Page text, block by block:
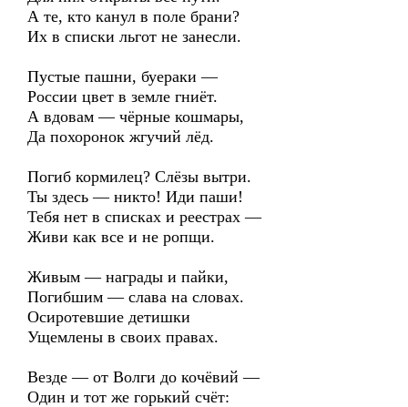
А те, кто канул в поле брани?
Их в списки льгот не занесли.
Пустые пашни, буераки —
России цвет в земле гниёт.
А вдовам — чёрные кошмары,
Да похоронок жгучий лёд.
Погиб кормилец? Слёзы вытри.
Ты здесь — никто! Иди паши!
Тебя нет в списках и реестрах —
Живи как все и не ропщи.
Живым — награды и пайки,
Погибшим — слава на словах.
Осиротевшие детишки
Ущемлены в своих правах.
Везде — от Волги до кочёвий —
Один и тот же горький счёт: